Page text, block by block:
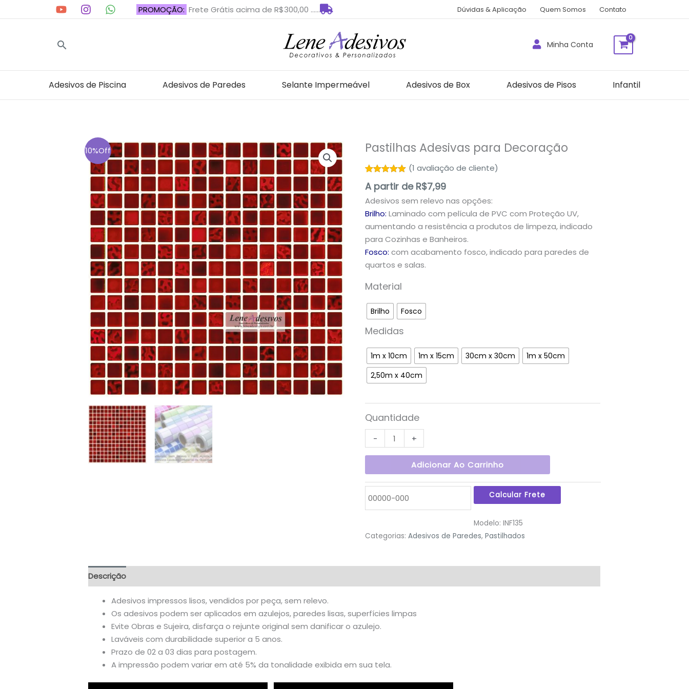
para
PROMOÇÃO: Frete Grátis acima de R$300,00 ...... Dúvidas & Aplicação Quem Somos Contato
Pesquisar Minha Conta
Adesivos de Piscina Adesivos de Paredes Selante Impermeável Adesivos de Box Adesivos de Pisos Infantil
10%Off Pastilhas Adesivas para Decoração
como 5.00
baseado
em
avaliação de
cliente
(1 avaliação de cliente)
A partir de R$7,99
Adesivos sem relevo nas opções:
Brilho: Laminado com película de PVC com Proteção UV,
aumentando a resistência a produtos de limpeza, indicado
para Cozinhas e Banheiros.
Fosco: com acabamento fosco, indicado para paredes de
quartos e salas.
Material
Brilho Fosco
Medidas
1m x 10cm 1m x 15cm 30cm x 30cm
1m x 50cm
2,50m x 40cm
Quantidade
-
Pastilhas
para
Decoração
quantidade
+
Adicionar Ao Carrinho
Modelo: INF135
Categorias: Adesivos de Paredes, Pastilhados
Descrição
Adesivos impressos lisos, vendidos por peça, sem relevo.
Os adesivos podem ser aplicados em azulejos, paredes lisas, superfícies limpas
Evite Obras e Sujeira, disfarça o rejunte original sem danificar o azulejo.
Laváveis com durabilidade superior a 5 anos.
Prazo de 02 a 03 dias para postagem.
A impressão podem variar em até 5% da tonalidade exibida em sua tela.